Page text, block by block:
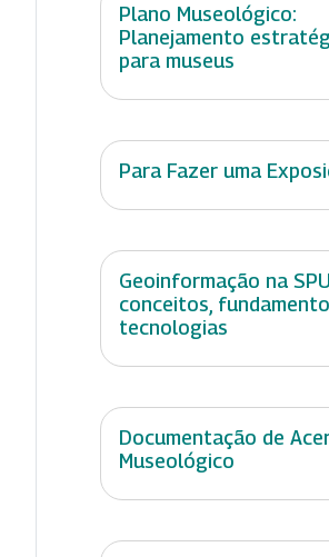
Plano Museológico:
Planejamento
para museus
Para Fazer uma
Geoinformação na
conceitos,
tecnologias
Documentação de
Museológico